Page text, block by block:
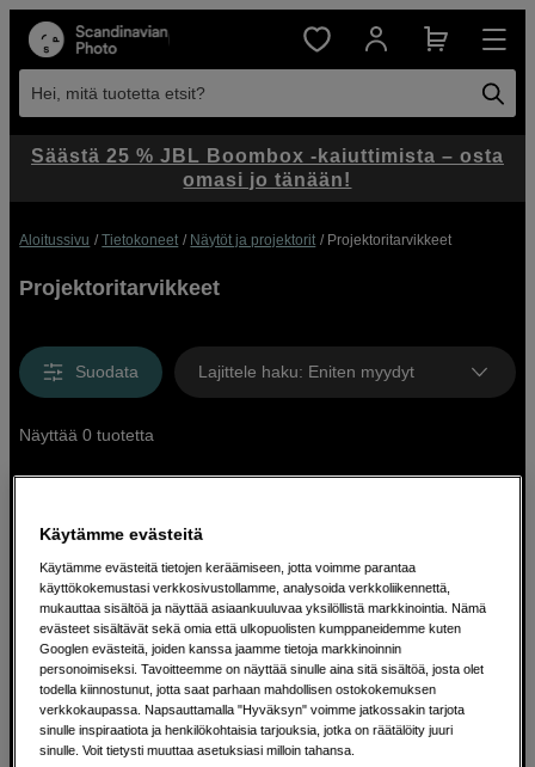
Hei, mitä tuotetta etsit?
Aloitussivu Tietokoneet Näytöt ja projektorit Projektoritarvikkeet
Projektoritarvikkeet
Suodata Lajittele haku: Eniten myydyt
Näyttää 0 tuotetta
Ratkaisuja luoville ihmisille jo vuodesta
1982
Olemme Scandinavian Photolla jo yli 40 vuoden ajan
auttaneet luovia ihmisiä toteuttamaan visioitaan.
Tarjoamme inspiraatiota, asiantuntemusta ja tuotteita
Säästä 25 % JBL Boombox -kaiuttimista – osta
omasi jo tänään!
Käytämme evästeitä
Käytämme evästeitä tietojen keräämiseen, jotta voimme parantaa
käyttökokemustasi verkkosivustollamme, analysoida verkkoliikennettä,
mukauttaa sisältöä ja näyttää asiaankuuluvaa yksilöllistä markkinointia. Nämä
evästeet sisältävät sekä omia että ulkopuolisten kumppaneidemme kuten
Googlen evästeitä, joiden kanssa jaamme tietoja markkinoinnin
personoimiseksi. Tavoitteemme on näyttää sinulle aina sitä sisältöä, josta olet
todella kiinnostunut, jotta saat parhaan mahdollisen ostokokemuksen
verkkokaupassa. Napsauttamalla "Hyväksyn" voimme jatkossakin tarjota
sinulle inspiraatiota ja henkilökohtaisia tarjouksia, jotka on räätälöity juuri
sinulle. Voit tietysti muuttaa asetuksiasi milloin tahansa.